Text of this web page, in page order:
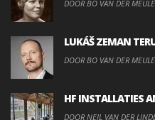
DOOR BO VAN DER
LUKÁŠ ZEMAN
DOOR BO VAN DER
HF INSTALLATIES
DOOR NEIL VAN DER